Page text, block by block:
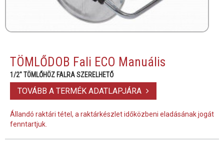
TÖMLŐDOB Fali ECO Manuális
1/2" TÖMLŐHÖZ FALRA SZERELHETŐ
TOVÁBB A TERMÉK ADATLAPJÁRA
Állandó raktári tétel, a raktárkészlet időközbeni eladásának jogát
fenntartjuk.